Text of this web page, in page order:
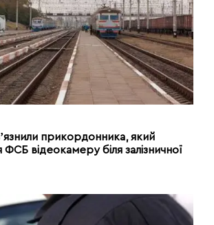
прикордонника, який
відеокамеру біля залізничної